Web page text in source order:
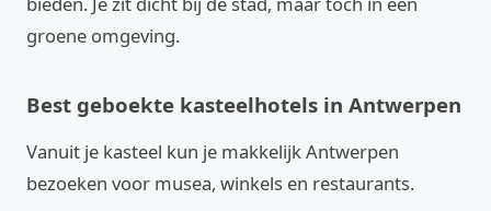
groene omgeving.
Best geboekte kasteelhotels in Antwerpen
Vanuit je kasteel kun je makkelijk Antwerpen
bezoeken voor musea, winkels en restaurants.